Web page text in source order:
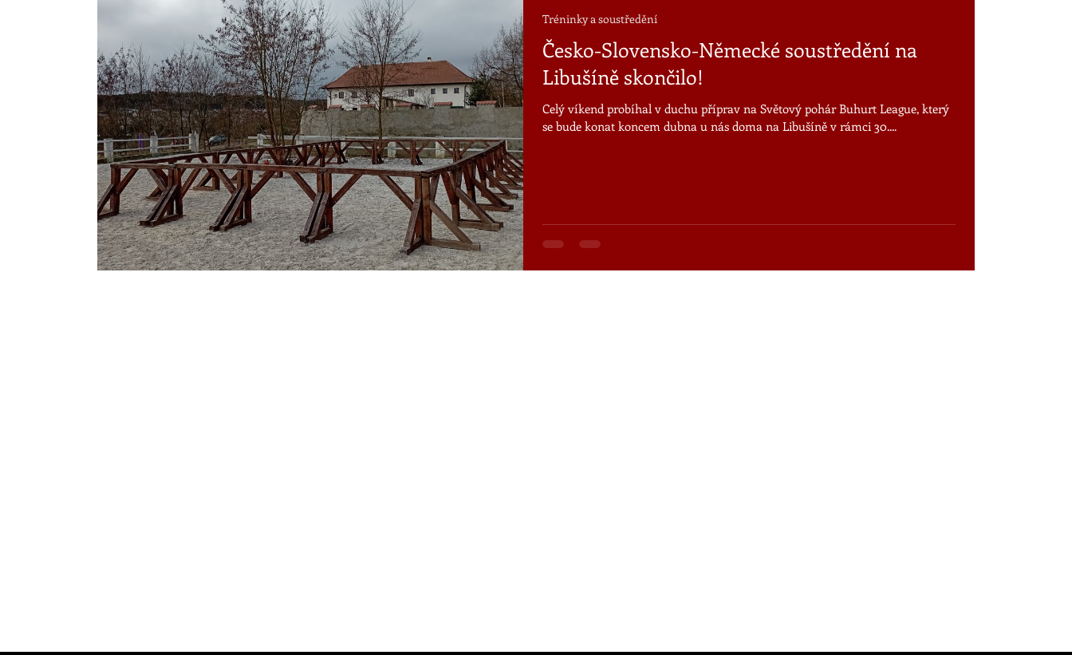
Česko-Slovensko-Německé soustředění na
Libušíně skončilo!
Celý víkend probíhal v duchu příprav na Světový pohár Buhurt League, který
se bude konat koncem dubna u nás doma na Libušíně v rámci 30....
Tréninky a soustředění